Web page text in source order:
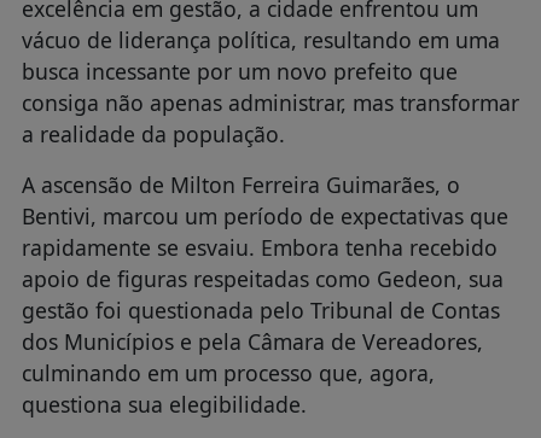
excelência em gestão, a cidade enfrentou um
vácuo de liderança política, resultando em uma
busca incessante por um novo prefeito que
consiga não apenas administrar, mas transformar
a realidade da população.
A ascensão de Milton Ferreira Guimarães, o
Bentivi, marcou um período de expectativas que
rapidamente se esvaiu. Embora tenha recebido
apoio de figuras respeitadas como Gedeon, sua
gestão foi questionada pelo Tribunal de Contas
dos Municípios e pela Câmara de Vereadores,
culminando em um processo que, agora,
questiona sua elegibilidade.